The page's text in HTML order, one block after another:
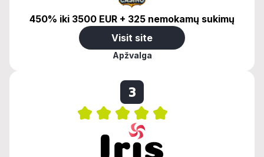
450% iki 3500 EUR + 325 nemokamų sukimų
Visit site
Apžvalga
3